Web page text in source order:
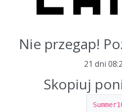
Nie przegap!
21 dni 08:
Skopiuj